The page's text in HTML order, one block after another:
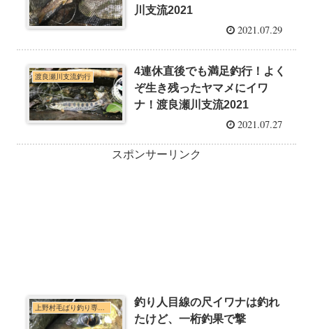
川支流2021
2021.07.29
渡良瀬川支流釣行
4連休直後でも満足釣行！よく
ぞ生き残ったヤマメにイワ
ナ！渡良瀬川支流2021
2021.07.27
スポンサーリンク
釣り人目線の尺イワナは釣れ
たけど、一桁釣果で撃